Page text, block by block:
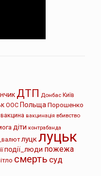
ДТП Донбас Київ
ООС Польща Порошенко
вакцина вакцинація вбивство
діти контрабанда
луцклуцьк
події_люди пожежа
смерть суд